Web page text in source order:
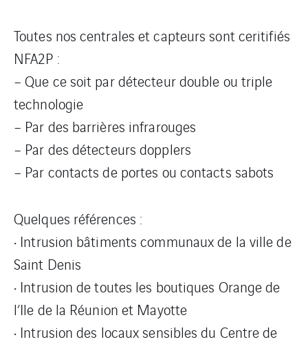
Toutes nos centrales et capteurs sont ceritifiés
NFA2P :
– Que ce soit par détecteur double ou triple
technologie
– Par des barrières infrarouges
– Par des détecteurs dopplers
– Par contacts de portes ou contacts sabots
Quelques références :
• Intrusion bâtiments communaux de la ville de
Saint Denis
• Intrusion de toutes les boutiques Orange de
l’Ile de la Réunion et Mayotte
• Intrusion des locaux sensibles du Centre de